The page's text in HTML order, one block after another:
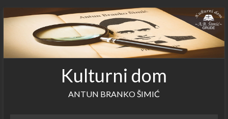
to
Kulturni dom
ANTUN BRANKO ŠIMIĆ